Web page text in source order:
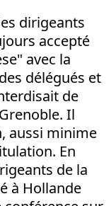
dirigeants
accepté
avec la
délégués et
de
Il
aussi minime
En
de la
à Hollande